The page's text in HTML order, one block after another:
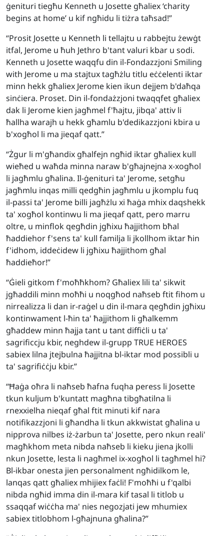
ġenituri tiegħu Kenneth u Josette għaliex ‘charity
begins at home’ u kif ngħidu li tiżra taħsad!”
“Prosit Josette u Kenneth li tellajtu u rabbejtu żewġt
itfal, Jerome u ħuh Jethro b'tant valuri kbar u sodi.
Kenneth u Josette waqqfu din il-Fondazzjoni Smiling
with Jerome u ma stajtux tagħżlu titlu eċċelenti iktar
minn hekk għaliex Jerome kien ikun dejjem b'daħqa
sinċiera. Proset. Din il-fondażzjoni twaqqfet għaliex
dak li Jerome kien jagħmel f'ħajtu, jibqa' attiv li
ħallha warajh u hekk għamlu b'dedikazzjoni kbira u
b'xogħol li ma jieqaf qatt.”
“Żgur li m'għandix għalfejn ngħid iktar għaliex kull
wieħed u waħda minna naraw b'għajnejna x-xogħol
li jagħmlu għalina. Il-ġenituri ta' Jerome, setgħu
jagħmlu inqas milli qedgħin jagħmlu u jkomplu fuq
il-passi ta' Jerome billi jagħżlu xi ħaġa mhix daqshekk
ta' xogħol kontinwu li ma jieqaf qatt, pero marru
oltre, u minflok qegħdin jgħixu ħajjithom bħal
ħaddiehor f'sens ta' kull familja li jkollhom iktar ħin
f'idhom, iddeċidew li jgħixu ħajjithom għal
ħaddieħor!”
“Ġieli gitkom f'moħħkhom? Għaliex lili ta' sikwit
jgħaddili minn moħħi u noqgħod naħseb ftit fihom u
nirrealizza li dan ir-raġel u din il-mara qegħdin jgħixu
kontinwament l-ħin ta' ħajjithom li għalkemm
għaddew minn ħajja tant u tant diffiċli u ta'
sagrificcju kbir, neghdew il-grupp TRUE HEROES
sabiex lilna jtejbulna ħajjitna bl-iktar mod possibli u
ta' sagrifiċċju kbir.”
“Ħaġa oħra li naħseb ħafna fuqha peress li Josette
tkun kuljum b'kuntatt magħna tibgħatilna li
rnexxielha nieqaf għal ftit minuti kif nara
notifikazzjoni li għandha li tkun akkwistat għalina u
nipprova nilbes iż-żarbun ta' Josette, pero nkun reali'
magħkhom meta nibda naħseb li kieku jiena jkolli
nkun Josette, lesta li nagħmel ix-xogħol li tagħmel hi?
Bl-ikbar onesta jien personalment ngħidilkom le,
lanqas qatt għaliex mhijiex faċli! F'moħħi u f'qalbi
nibda ngħid imma din il-mara kif tasal li titlob u
ssaqqaf wiċċha ma' nies negozjati jew mhumiex
sabiex titlobhom l-għajnuna għalina?”